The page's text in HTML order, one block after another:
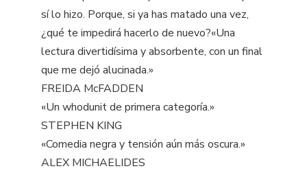
sí lo hizo. Porque, si ya has matado una vez,
¿qué te impedirá hacerlo de nuevo?«Una
lectura divertidísima y absorbente, con un final
que me dejó alucinada.»
FREIDA McFADDEN
«Un whodunit de primera categoría.»
STEPHEN KING
«Comedia negra y tensión aún más oscura.»
ALEX MICHAELIDES